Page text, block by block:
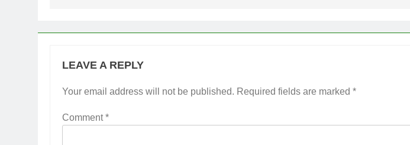
LEAVE A REPLY
Your email address will not be published. Required fields are marked *
Comment*